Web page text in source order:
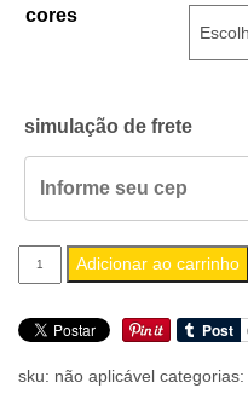
cores
simulação de frete
camiseta
masculina
coldplay
Adicionar ao carrinho
sku: não aplicável categorias: